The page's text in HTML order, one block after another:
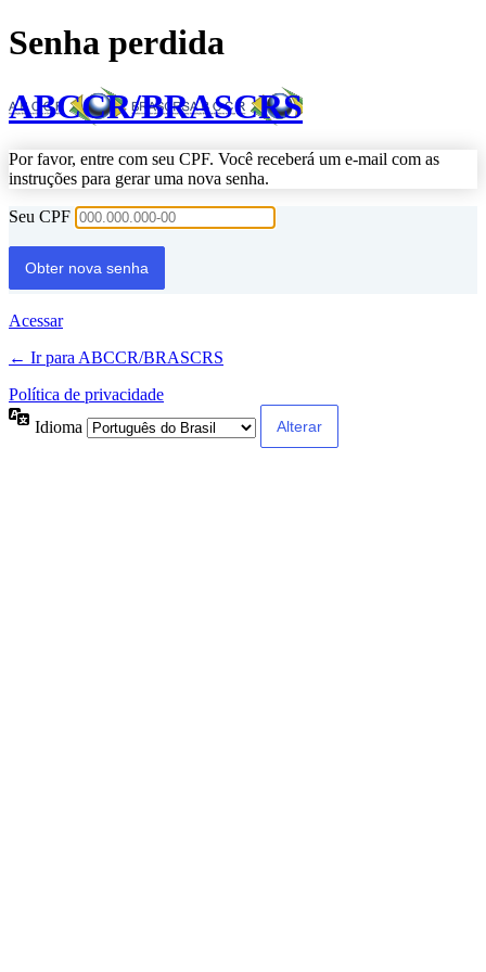
Senha perdida
ABCCR/BRASCRS
Por favor, entre com seu CPF. Você receberá um e-mail com as
instruções para gerar uma nova senha.
Seu CPF
Acessar
← Ir para ABCCR/BRASCRS
Política de privacidade
Idioma